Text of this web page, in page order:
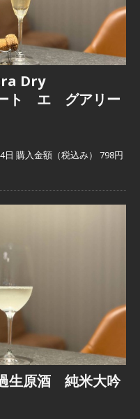
Dry
ト エ グアリー
日 購入金額（税込み） 798円
生原酒 純米大吟